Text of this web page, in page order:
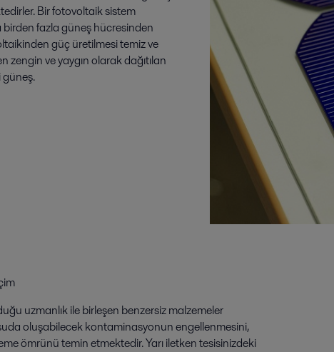
Bir fotovoltaik sistem
birden fazla güneş hücresinden
güç üretilmesi temiz ve
ve yaygın olarak dağıtılan
güneş.
uzmanlık ile birleşen benzersiz malzemeler
oluşabilecek kontaminasyonun engellenmesini,
ömrünü temin etmektedir. Yarı iletken tesisinizdeki